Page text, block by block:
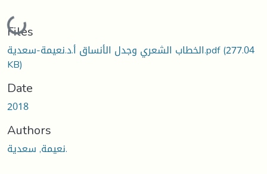
Loading...
Files
الخطاب الشعري وجدل الأنساق أ.د.نعيمة-سعدية.pdf(277.04
KB)
Date
2018
Authors
نعيمة, سعدية.